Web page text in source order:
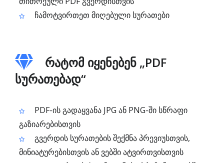
ჩამოტვირთეთ მიღებული სურათები
რატომ იყენებენ „PDF
სურათებად“
PDF-ის გადაყვანა JPG ან PNG-ში სწრაფი
გაზიარებისთვის
გვერდის სურათების შექმნა პრევიუსთვის,
მინიატურებისთვის ან ვებში ატვირთვისთვის